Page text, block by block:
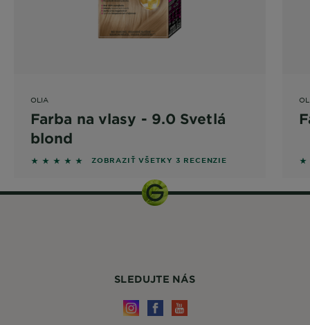
OLIA
Farba na vlasy - 9.0 Svetlá
blond
5 out of 5 stars based on reviews
ZOBRAZIŤ VŠETKY 3 RECENZIE 4
SLEDUJTE NÁS